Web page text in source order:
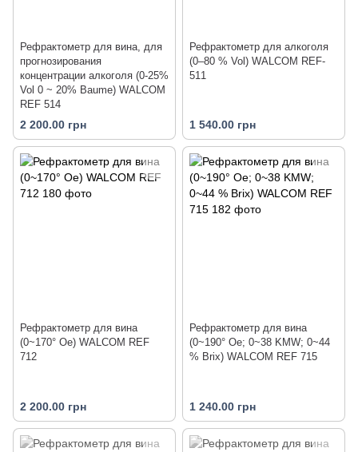
Рефрактометр для вина, для
прогнозирования
концентрации алкоголя (0-25%
Vol 0 ~ 20% Baume) WALCOM
REF 514
2 200.00 грн
Рефрактометр для алкоголя
(0–80 % Vol) WALCOM REF-
511
1 540.00 грн
Рефрактометр для вина
(0~170° Oe) WALCOM REF
712
2 200.00 грн
Рефрактометр для вина
(0~190° Oe; 0~38 KMW; 0~44
% Brix) WALCOM REF 715
1 240.00 грн